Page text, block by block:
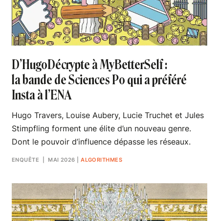
D’HugoDécrypte à MyBetterSelf :
la bande de Sciences Po qui a préféré
Insta à l’ENA
Hugo Travers, Louise Aubery, Lucie Truchet et Jules
Stimpfling forment une élite d’un nouveau genre.
Dont le pouvoir d’influence dépasse les réseaux.
ENQUÊTE | MAI 2026 |ALGORITHMES